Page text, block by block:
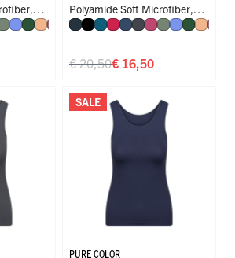
,
OlijfHemelsblauw
Donkergroen
PerzikMauve
Royal Blue
Steel Blue
Cappuccino
Polyamide Soft Microfiber,
Singlet
NavyZwart
Petrol
RoodDonkerblauw
Donkergrijs
Fuchsia
Olijf Perzik
€ 16,50
€ 20,50
SALE
PURE COLOR